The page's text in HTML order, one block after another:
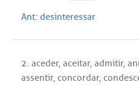
Ant: desinteressar
2. aceder, aceitar, admitir,
assentir, concordar,